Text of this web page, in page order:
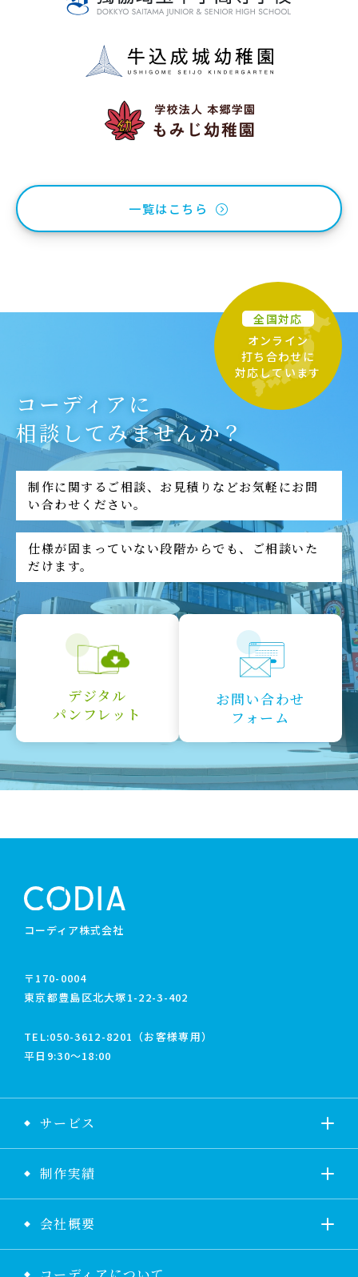
一覧はこちら
コーディアに
相談してみませんか？
制作に関するご相談、お見積りなどお気軽にお問
い合わせください。
仕様が固まっていない段階からでも、ご相談いた
だけます。
デジタル
パンフレット
お問い合わせ
フォーム
全国対応
オンライン
打ち合わせに
対応しています
コーディア株式会社
〒170-0004
東京都豊島区北大塚1-22-3-402
TEL:050-3612-8201（お客様専用）
平日9:30〜18:00
サービス
制作実績
会社概要